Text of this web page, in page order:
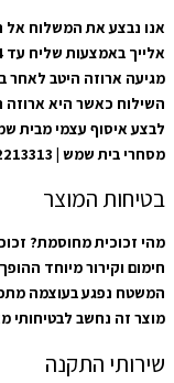
אנו נבצע את המשלוח אל
מגיעה ארוזה היטב לאחר
השילוח כאשר היא ארוזה
מסחרי בית שמש | 050-2213313 | 050-8481600
בטיחות המוצר
מהי זכוכית מחוסמת?
חימום וקירור מיוחד
המשטח נפגע בעוצמה
מוצר זה נחשב לבטיחותי
שירותי התקנה